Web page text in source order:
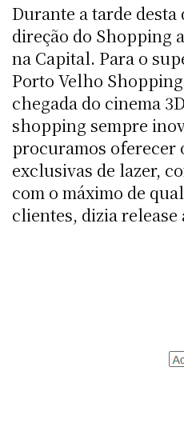
Durante a tarde
direção do Shopping
na Capital. Para o
Porto Velho
chegada do cinema
shopping sempre
procuramos oferecer
exclusivas de lazer,
com o máximo de
clientes, dizia